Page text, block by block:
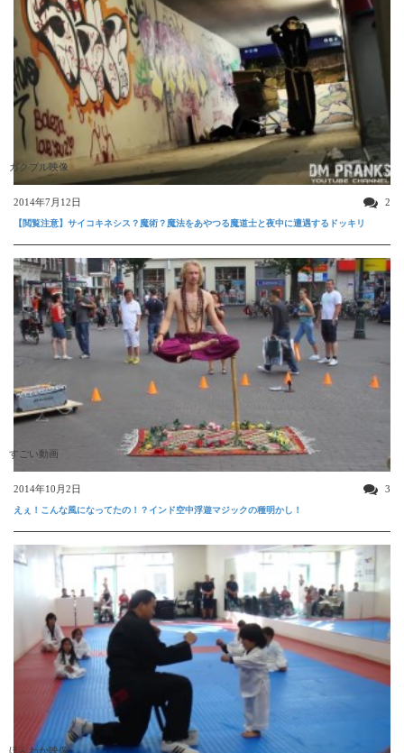
ガクブル映像
2014年7月12日 2
【閲覧注意】サイコキネシス？魔術？魔法をあやつる魔道士と夜中に遭遇するドッキリ
すごい動画
2014年10月2日 3
えぇ！こんな風になってたの！？インド空中浮遊マジックの種明かし！
ほんわか映像